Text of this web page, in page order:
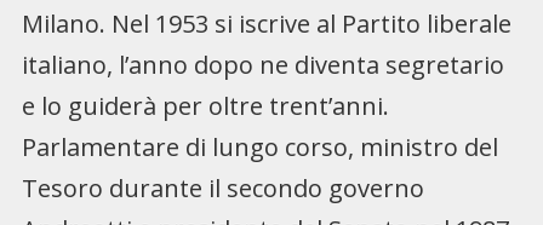
Milano. Nel 1953 si iscrive al Partito liberale
italiano, l’anno dopo ne diventa segretario
e lo guiderà per oltre trent’anni.
Parlamentare di lungo corso, ministro del
Tesoro durante il secondo governo